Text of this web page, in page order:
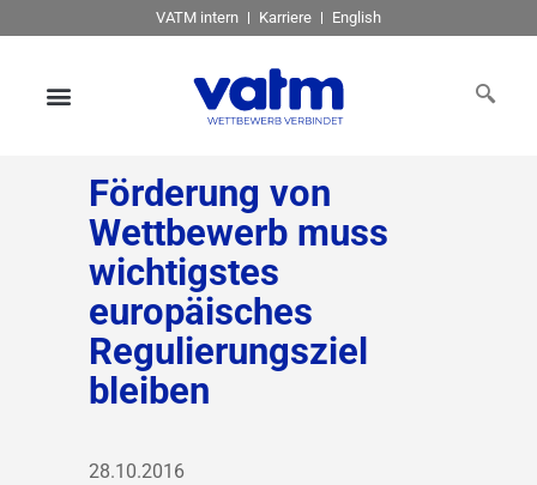
VATM intern Karriere English
Förderung von
Wettbewerb muss
wichtigstes
europäisches
Regulierungsziel
bleiben
28.10.2016